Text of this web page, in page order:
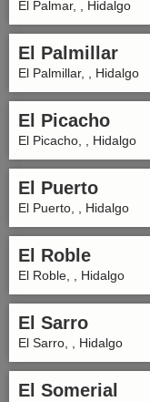
El Palmar, , Hidalgo
El Palmillar
El Palmillar, , Hidalgo
El Picacho
El Picacho, , Hidalgo
El Puerto
El Puerto, , Hidalgo
El Roble
El Roble, , Hidalgo
El Sarro
El Sarro, , Hidalgo
El Somerial